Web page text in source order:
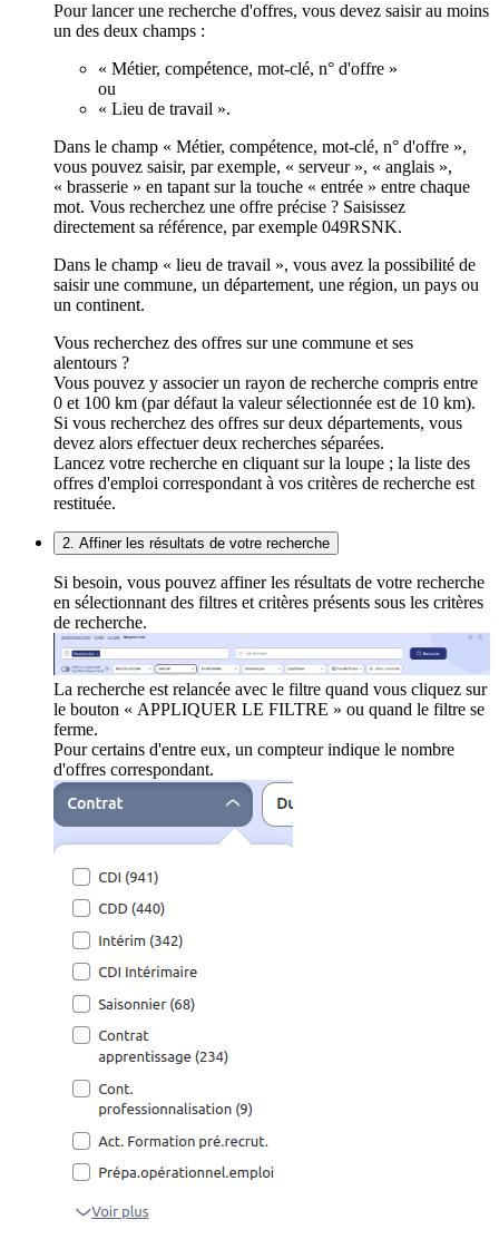
Pour lancer une recherche d'offres, vous devez saisir au moins
un des deux champs :
« Métier, compétence, mot-clé, n° d'offre »
ou
« Lieu de travail ».
Dans le champ « Métier, compétence, mot-clé, n° d'offre »,
vous pouvez saisir, par exemple, « serveur », « anglais »,
« brasserie » en tapant sur la touche « entrée » entre chaque
mot. Vous recherchez une offre précise ? Saisissez
directement sa référence, par exemple 049RSNK.
Dans le champ « lieu de travail », vous avez la possibilité de
saisir une commune, un département, une région, un pays ou
un continent.
Vous recherchez des offres sur une commune et ses
alentours ?
Vous pouvez y associer un rayon de recherche compris entre
0 et 100 km (par défaut la valeur sélectionnée est de 10 km).
Si vous recherchez des offres sur deux départements, vous
devez alors effectuer deux recherches séparées.
Lancez votre recherche en cliquant sur la loupe ; la liste des
offres d'emploi correspondant à vos critères de recherche est
restituée.
2. Affiner les résultats de votre recherche
Si besoin, vous pouvez affiner les résultats de votre recherche
en sélectionnant des filtres et critères présents sous les critères
de recherche.
La recherche est relancée avec le filtre quand vous cliquez sur
le bouton « APPLIQUER LE FILTRE » ou quand le filtre se
ferme.
Pour certains d'entre eux, un compteur indique le nombre
d'offres correspondant.